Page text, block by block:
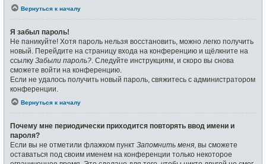
Вернуться к началу
Я забыл пароль!
Не паникуйте! Хотя пароль нельзя восстановить, можно легко получить
новый. Перейдите на страницу входа на конференцию и щёлкните на
ссылку Забыли пароль? . Следуйте инструкциям, и скоро вы снова
сможете войти на конференцию.
Если не удалось получить новый пароль, свяжитесь с администратором
конференции.
Вернуться к началу
Почему мне периодически приходится повторять ввод имени и
пароля?
Если вы не отметили флажком пункт Запомнить меня , вы сможете
оставаться под своим именем на конференции только некоторое